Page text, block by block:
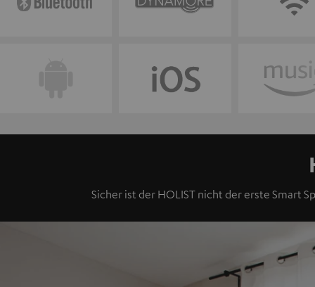
Sicher ist der HOLIST nicht der erste Smart